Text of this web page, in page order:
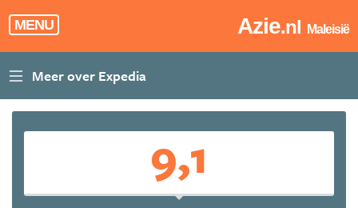
MENU Azie.nl Maleisië
9,1